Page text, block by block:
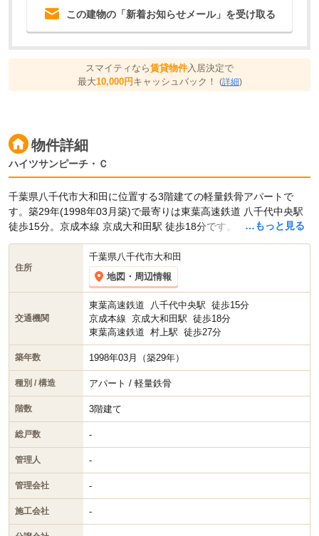
この建物の「新着お知らせメール」を受け取る
スマイティなら賃貸物件 入居決定で
最大10,000円キャッシュバック！ (詳細)
物件詳細
ハイツサンピーチ・Ｃ
…もっと見る
千葉県八千代市大和田に位置する3階建ての軽量鉄骨アパートで
す。築29年(1998年03月築)で最寄りは東葉高速鉄道 八千代中央駅
徒歩15分。京成本線 京成大和田駅 徒歩18分です。
住所
千葉県八千代市大和田
地図・周辺情報
交通機関
東葉高速鉄道 八千代中央駅 徒歩15分
京成本線 京成大和田駅 徒歩18分
東葉高速鉄道 村上駅 徒歩27分
築年数 1998年03月（築29年）
種別 / 構造 アパート / 軽量鉄骨
階数 3階建て
総戸数 -
管理人 -
管理会社 -
施工会社 -